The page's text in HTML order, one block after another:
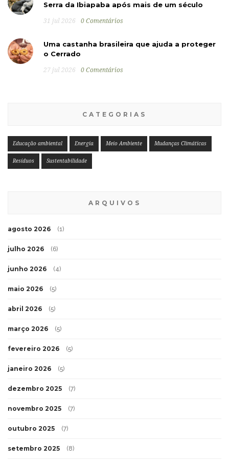
Serra da Ibiapaba após mais de um século
31 jul 2026 0 Comentários
Uma castanha brasileira que ajuda a proteger
o Cerrado
27 jul 2026 0 Comentários
CATEGORIAS
Educação ambiental Energia Meio Ambiente Mudanças Climáticas
Resíduos Sustentabilidade
ARQUIVOS
agosto 2026 (1)
julho 2026 (6)
junho 2026 (4)
maio 2026 (5)
abril 2026 (5)
março 2026 (5)
fevereiro 2026 (5)
janeiro 2026 (5)
dezembro 2025 (7)
novembro 2025 (7)
outubro 2025 (7)
setembro 2025 (8)